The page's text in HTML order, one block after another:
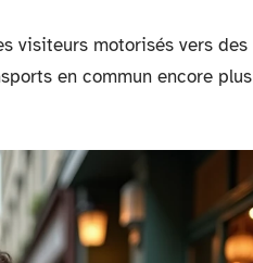
visiteurs motorisés vers des
en commun encore plus